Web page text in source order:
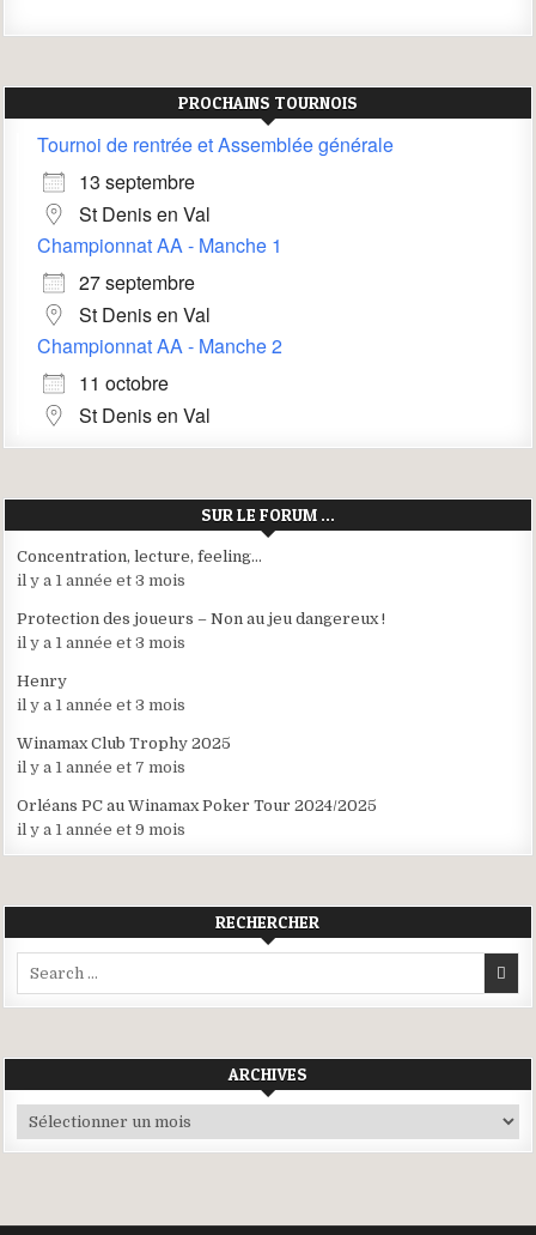
PROCHAINS TOURNOIS
Tournoi de rentrée et Assemblée générale
13 septembre
St Denis en Val
Championnat AA - Manche 1
27 septembre
St Denis en Val
Championnat AA - Manche 2
11 octobre
St Denis en Val
SUR LE FORUM …
Concentration, lecture, feeling…
il y a 1 année et 3 mois
Protection des joueurs – Non au jeu dangereux !
il y a 1 année et 3 mois
Henry
il y a 1 année et 3 mois
Winamax Club Trophy 2025
il y a 1 année et 7 mois
Orléans PC au Winamax Poker Tour 2024/2025
il y a 1 année et 9 mois
RECHERCHER
ARCHIVES
Archives